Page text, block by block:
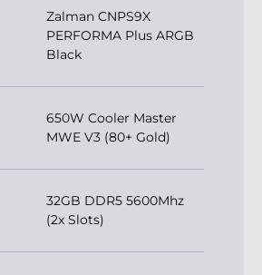
Zalman CNPS9X
PERFORMA Plus ARGB
Black
650W Cooler Master
MWE V3 (80+ Gold)
32GB DDR5 5600Mhz
(2x Slots)